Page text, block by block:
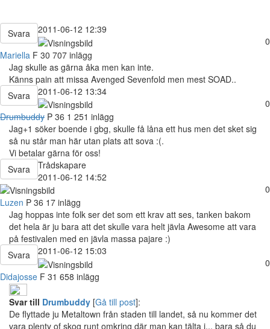
Svara
2011-06-12 12:39
0
Mariella F 30 707 inlägg
Jag skulle as gärna åka men kan inte.
Känns pain att missa Avenged Sevenfold men mest SOAD..
Svara
2011-06-12 13:34
0
Drumbuddy P 36 1 251 inlägg
Jag+1 söker boende i gbg, skulle få låna ett hus men det sket sig
så nu står man här utan plats att sova :(.
Vi betalar gärna för oss!
Svara
Trådskapare
2011-06-12 14:52
0
Luzen P 36 17 inlägg
Jag hoppas inte folk ser det som ett krav att ses, tanken bakom
det hela är ju bara att det skulle vara helt jävla Awesome att vara
på festivalen med en jävla massa pajare :)
Svara
2011-06-12 15:03
0
Didajosse F 31 658 inlägg
Svar till Drumbuddy [Gå till post]:
De flyttade ju Metaltown från staden till landet, så nu kommer det
vara plenty of skog runt omkring där man kan tälta i... bara så du